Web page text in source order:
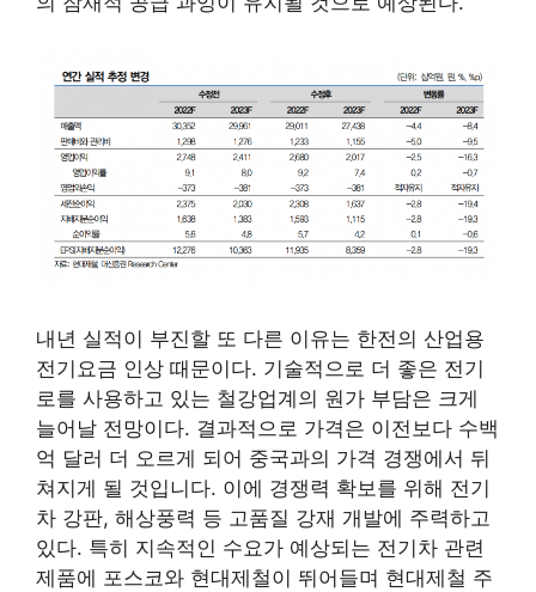
내년 실적이 부진할 또 다른 이유는 한전의 산업용
전기요금 인상 때문이다. 기술적으로 더 좋은 전기
로를 사용하고 있는 철강업계의 원가 부담은 크게
늘어날 전망이다. 결과적으로 가격은 이전보다 수백
억 달러 더 오르게 되어 중국과의 가격 경쟁에서 뒤
쳐지게 될 것입니다. 이에 경쟁력 확보를 위해 전기
차 강판, 해상풍력 등 고품질 강재 개발에 주력하고
있다. 특히 지속적인 수요가 예상되는 전기차 관련
제품에 포스코와 현대제철이 뛰어들며 현대제철 주